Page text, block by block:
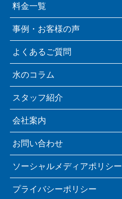
料金一覧
事例・お客様の声
よくあるご質問
水のコラム
スタッフ紹介
会社案内
お問い合わせ
ソーシャルメディアポリシー
プライバシーポリシー